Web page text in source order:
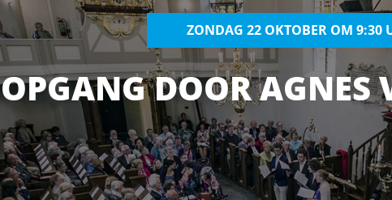
ZONDAG 22 OKTOBER OM 9:30
OPGANG DOOR AGNES